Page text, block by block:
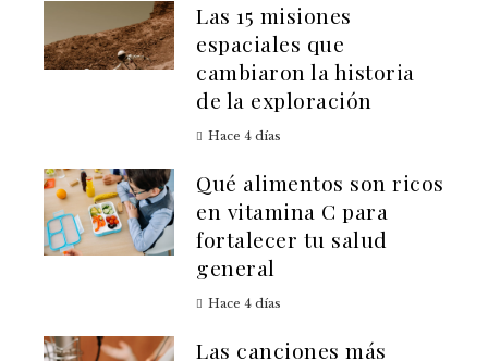
Las 15 misiones
espaciales que
cambiaron la historia
de la exploración
Hace 4 días
Qué alimentos son ricos
en vitamina C para
fortalecer tu salud
general
Hace 4 días
Las canciones más